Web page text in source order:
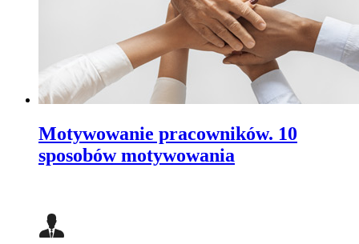
Motywowanie pracowników. 10
sposobów motywowania